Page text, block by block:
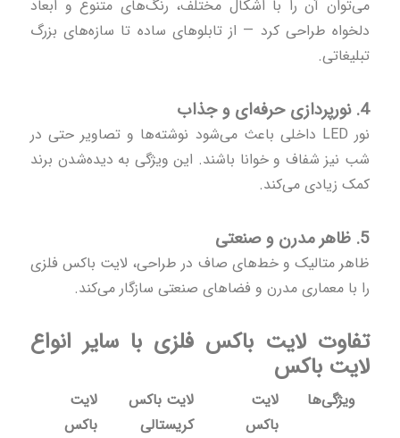
می‌توان آن را با اشکال مختلف، رنگ‌های متنوع و ابعاد
دلخواه طراحی کرد — از تابلوهای ساده تا سازه‌های بزرگ
تبلیغاتی.
4. نورپردازی حرفه‌ای و جذاب
نور LED داخلی باعث می‌شود نوشته‌ها و تصاویر حتی در
شب نیز شفاف و خوانا باشند. این ویژگی به دیده‌شدن برند
کمک زیادی می‌کند.
5. ظاهر مدرن و صنعتی
ظاهر متالیک و خط‌های صاف در طراحی، لایت باکس فلزی
را با معماری مدرن و فضاهای صنعتی سازگار می‌کند.
تفاوت لایت باکس فلزی با سایر انواع
لایت باکس
ویژگی‌ها
لایت
باکس
لایت باکس
کریستالی
لایت
باکس